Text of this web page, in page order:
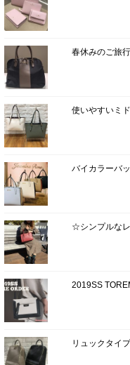
春休みのご旅
使いやすいミ
バイカラーバ
☆シンプルな
2019SS
リュックタイ